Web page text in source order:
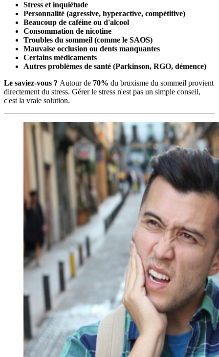
Stress et inquiétude
Personnalité (agressive, hyperactive, compétitive)
Beaucoup de caféine ou d'alcool
Consommation de nicotine
Troubles du sommeil (comme le SAOS)
Mauvaise occlusion ou dents manquantes
Certains médicaments
Autres problèmes de santé (Parkinson, RGO, démence)
Le saviez-vous ? Autour de 70% du bruxisme du sommeil provient
directement du stress. Gérer le stress n'est pas un simple conseil,
c'est la vraie solution.